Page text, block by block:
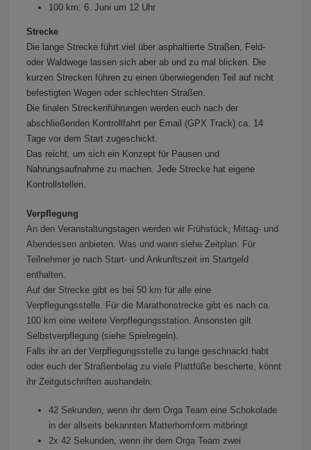
100 km: 6. Juni um 12 Uhr
Strecke
Die lange Strecke führt viel über asphaltierte Straßen, Feld-
oder Waldwege lassen sich aber ab und zu mal blicken. Die
kurzen Strecken führen zu einen überwiegenden Teil auf nicht
befestigten Wegen oder schlechten Straßen.
Die finalen Streckenführungen werden euch nach der
abschließenden Kontrollfahrt per Email (GPX Track) ca. 14
Tage vor dem Start zugeschickt.
Das reicht, um sich ein Konzept für Pausen und
Nahrungsaufnahme zu machen. Jede Strecke hat eigene
Kontrollstellen.
Verpflegung
An den Veranstaltungstagen werden wir Frühstück, Mittag- und
Abendessen anbieten. Was und wann siehe Zeitplan. Für
Teilnehmer je nach Start- und Ankunftszeit im Startgeld
enthalten.
Auf der Strecke gibt es bei 50 km für alle eine
Verpflegungsstelle. Für die Marathonstrecke gibt es nach ca.
100 km eine weitere Verpflegungsstation. Ansonsten gilt
Selbstverpflegung (siehe Spielregeln).
Falls ihr an der Verpflegungsstelle zu lange geschnackt habt
oder euch der Straßenbelag zu viele Plattfüße bescherte, könnt
ihr Zeitgutschriften aushandeln:
42 Sekunden, wenn ihr dem Orga Team eine Schokolade
in der allseits bekannten Matterhornform mitbringt
2x 42 Sekunden, wenn ihr dem Orga Team zwei